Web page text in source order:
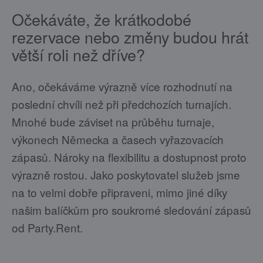
Očekáváte, že krátkodobé
rezervace nebo změny budou hrát
větší roli než dříve?
Ano, očekáváme výrazně více rozhodnutí na
poslední chvíli než při předchozích turnajích.
Mnohé bude záviset na průběhu turnaje,
výkonech Německa a časech vyřazovacích
zápasů. Nároky na flexibilitu a dostupnost proto
výrazně rostou. Jako poskytovatel služeb jsme
na to velmi dobře připraveni, mimo jiné díky
našim balíčkům pro soukromé sledování zápasů
od Party.Rent.